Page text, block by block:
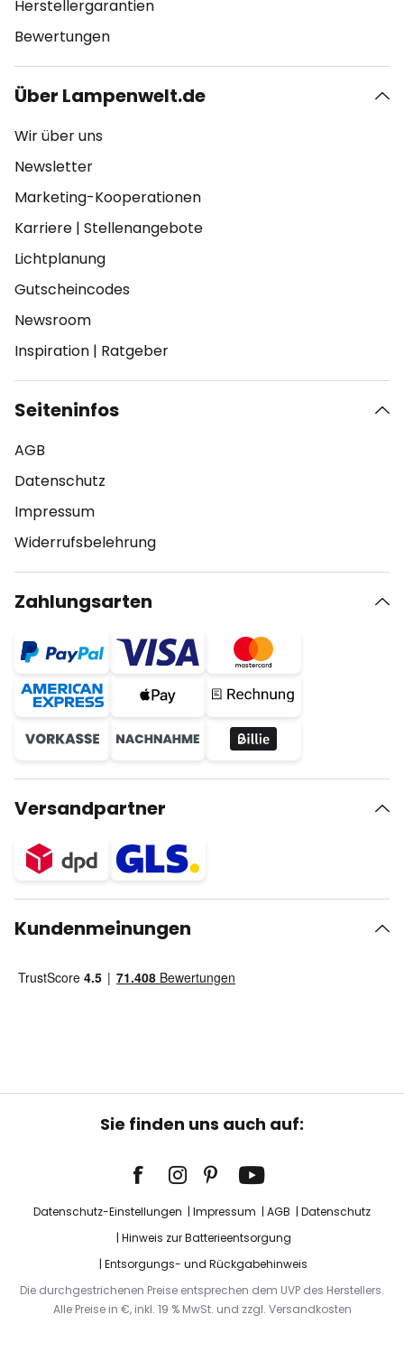
Herstellergarantien
Bewertungen
Über Lampenwelt.de
Wir über uns
Newsletter
Marketing-Kooperationen
Karriere | Stellenangebote
Lichtplanung
Gutscheincodes
Newsroom
Inspiration | Ratgeber
Seiteninfos
AGB
Datenschutz
Impressum
Widerrufsbelehrung
Zahlungsarten
Versandpartner
Kundenmeinungen
Sie finden uns auch auf:
Datenschutz-Einstellungen Impressum AGB
Datenschutz
Hinweis zur Batterieentsorgung
Entsorgungs- und Rückgabehinweis
Die durchgestrichenen Preise entsprechen dem UVP des Herstellers.
Alle Preise in €, inkl. 19 % MwSt. und zzgl. Versandkosten